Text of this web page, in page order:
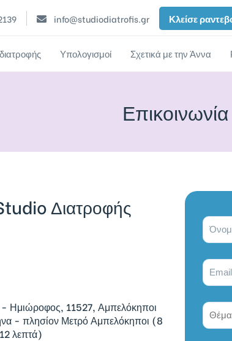
info@studiodiatrofis.gr Κλείσε
Υπολογισμοί Σχετικά με την Άννα
Επικοινωνία
Διατροφής
Ημιώροφος, 11527, Αμπελόκηποι
- πλησίον Μετρό Αμπελόκηποι (8
λεπτά)